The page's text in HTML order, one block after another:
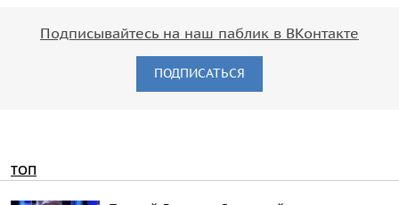
Подписывайтесь на наш паблик в ВКонтакте
ПОДПИСАТЬСЯ
ТОП